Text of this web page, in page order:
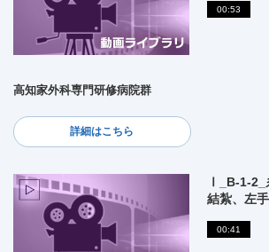
00:53
高知家外科専門研修病院群
詳細はこちら
Ⅰ_B-1-2_
結紮、左
00:41